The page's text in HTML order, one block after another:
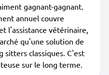
gagnant-gagnant.
annuel couvre
l'assistance vétérinaire,
qu'une solution de
sitters classiques. C'est
sur le long terme.